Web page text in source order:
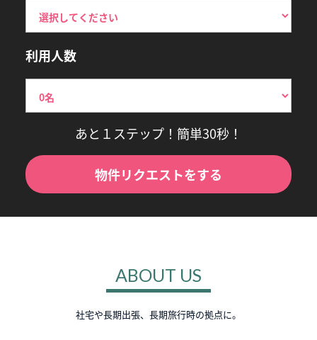
利用人数
あと１ステップ！簡単30秒！
物件リクエストをする
ABOUT US
社宅や長期出張、長期旅行時の拠点に。